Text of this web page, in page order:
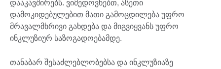
დააკავშირებს. ვიმედოვნებთ, ასეთი
დამოკიდებულებით მათი გამოცდილება უფრო
მრავალმხრივი გახდება და მიგვიყვანს უფრო
ინკლუზიურ საზოგადოებამდე.
თანაბარ შესაძლებლობებსა და ინკლუზიაზე